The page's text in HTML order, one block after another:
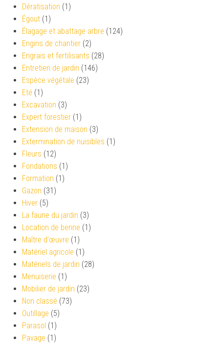
Dératisation (1)
Égout (1)
Élagage et abattage arbre (124)
Engins de chantier (2)
Engrais et fertilisants (28)
Entretien de jardin (146)
Espèce végétale (23)
Eté (1)
Excavation (3)
Expert forestier (1)
Extension de maison (3)
Extermination de nuisibles (1)
Fleurs (12)
Fondations (1)
Formation (1)
Gazon (31)
Hiver (5)
La faune du jardin (3)
Location de benne (1)
Maître d'œuvre (1)
Matériel agricole (1)
Matériels de jardin (28)
Menuiserie (1)
Mobilier de jardin (23)
Non classé (73)
Outillage (5)
Parasol (1)
Pavage (1)